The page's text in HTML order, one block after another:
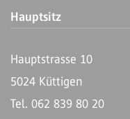
Hauptsitz
Hauptstrasse 10
5024 Küttigen
Tel. 062 839 80 20